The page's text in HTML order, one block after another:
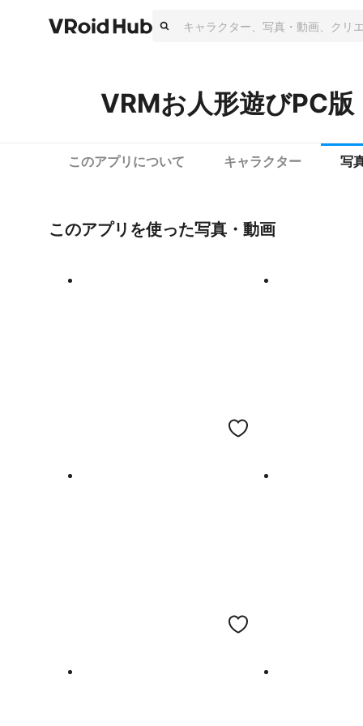
VRMお人形遊びPC版
このアプリについて キャラクター 写
このアプリを使った写真・動画